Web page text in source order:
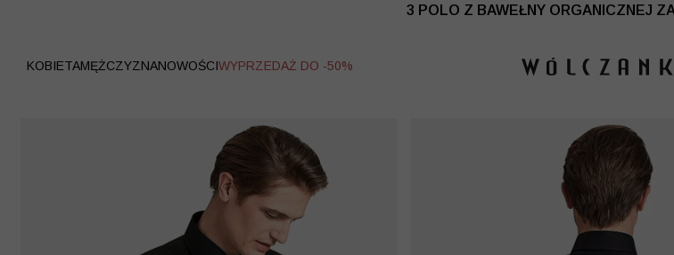
3 POLO Z BAWEŁNY ORGANICZNEJ
WYPRZEDAŻ DO -50% | DODATKOWE -30% NA
KOBIETAMĘŻCZYZNANOWOŚCIWYPRZEDAŻ DO -50%